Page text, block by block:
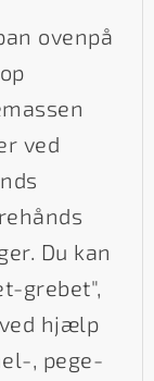
ovenpå
ved
Du kan
grebet",
hjælp
, pege-